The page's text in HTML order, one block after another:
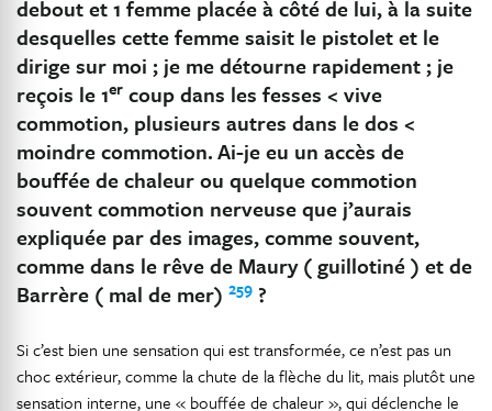
debout et 1 femme placée à côté de lui, à la suite
desquelles cette femme saisit le pistolet et le
dirige sur moi ; je me détourne rapidement ; je
reçois le 1er coup dans les fesses < vive
commotion, plusieurs autres dans le dos <
moindre commotion.Ai-je eu un accès de
bouffée de chaleur ou quelque commotion
souvent commotion nerveuse que j’aurais
expliquée par des images, comme souvent,
comme dans le rêve de Maury ( guillotiné ) et de
Barrère ( mal de mer) 259 ?
Si c’est bien une sensation qui est transformée, ce n’est pas un
choc extérieur, comme la chute de la flèche du lit, mais plutôt une
sensation interne, une « bouffée de chaleur », qui déclenche le